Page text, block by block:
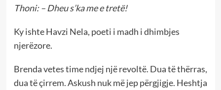
Thoni: – Dheu s’ka me e tretë!
Ky ishte Havzi Nela, poeti i madh i dhimbjes
njerëzore.
Brenda vetes time ndjej një revoltë. Dua të thërras,
dua të çirrem. Askush nuk më jep përgjigje. Heshtja